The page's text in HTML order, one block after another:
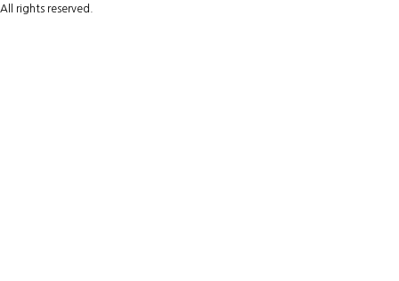
All rights reserved.